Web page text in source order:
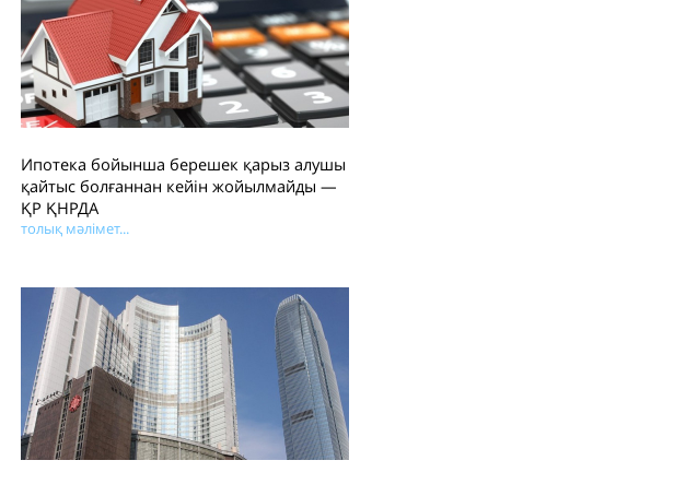
Ипотека бойынша берешек қарыз алушы
қайтыс болғаннан кейін жойылмайды —
ҚР ҚНРДА
толық мәлімет...